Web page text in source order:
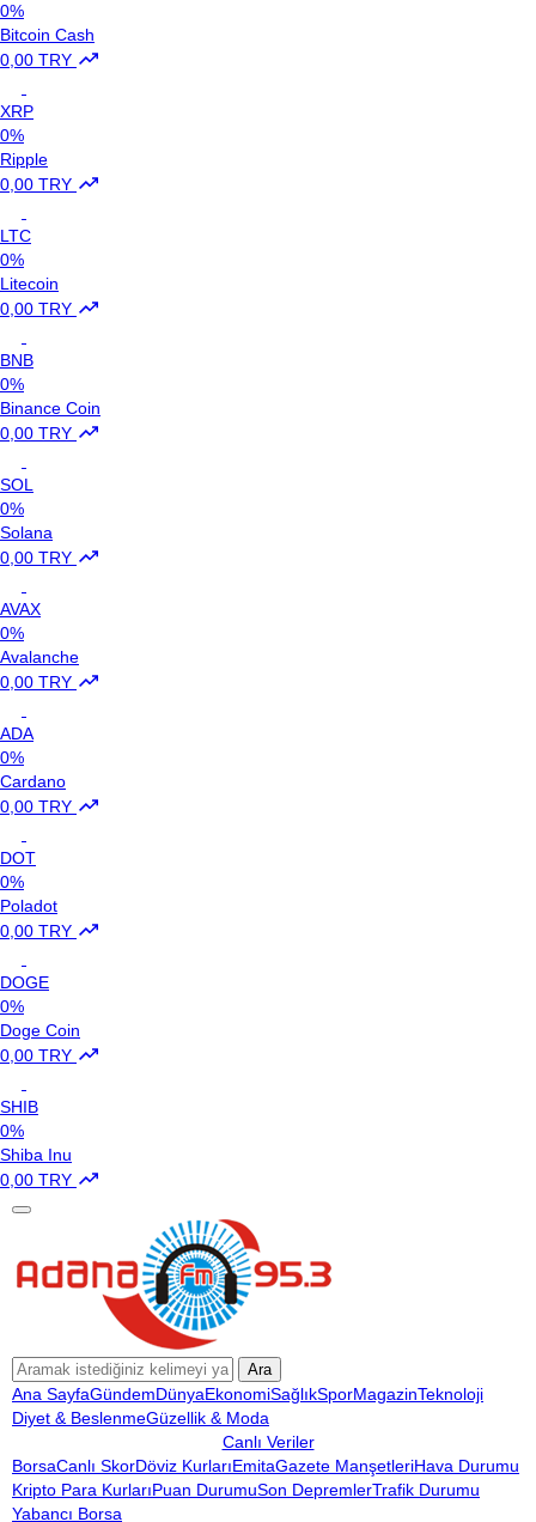
0%
Bitcoin Cash
0,00 TRY
XRP
0%
Ripple
0,00 TRY
LTC
0%
Litecoin
0,00 TRY
BNB
0%
Binance Coin
0,00 TRY
SOL
0%
Solana
0,00 TRY
AVAX
0%
Avalanche
0,00 TRY
ADA
0%
Cardano
0,00 TRY
DOT
0%
Poladot
0,00 TRY
DOGE
0%
Doge Coin
0,00 TRY
SHIB
0%
Shiba Inu
0,00 TRY
Ara
Ana SayfaGündemDünyaEkonomiSağlıkSporMagazinTeknoloji
Diyet & BeslenmeGüzellik & Moda
Canlı Veriler
BorsaCanlı SkorDöviz KurlarıEmitaGazete ManşetleriHava Durumu
Kripto Para KurlarıPuan DurumuSon DepremlerTrafik Durumu
Yabancı Borsa